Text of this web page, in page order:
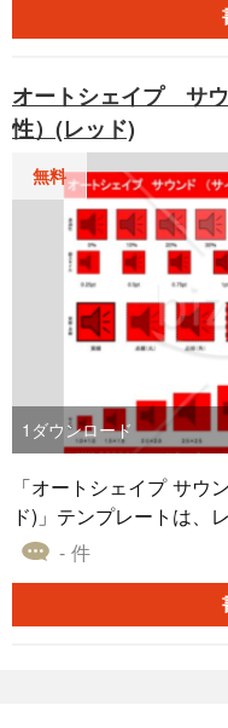
でイメージ図やアイコ
た。 こちらの「論理積ゲート （グラデーション）(レッ
のビジネスにご活用い
オートシェイプ サ
性）(レッド)
無料
1 ダウンロード
「オートシェイプ サウ
ド)」テンプレートは、
特化したオートシェイ
関する多彩なパターン
ト、エクセル、ワード
- 件